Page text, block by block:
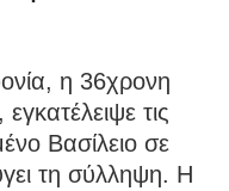
η 36χρονη
τις
Βασίλειο σε
τη σύλληψη. Η